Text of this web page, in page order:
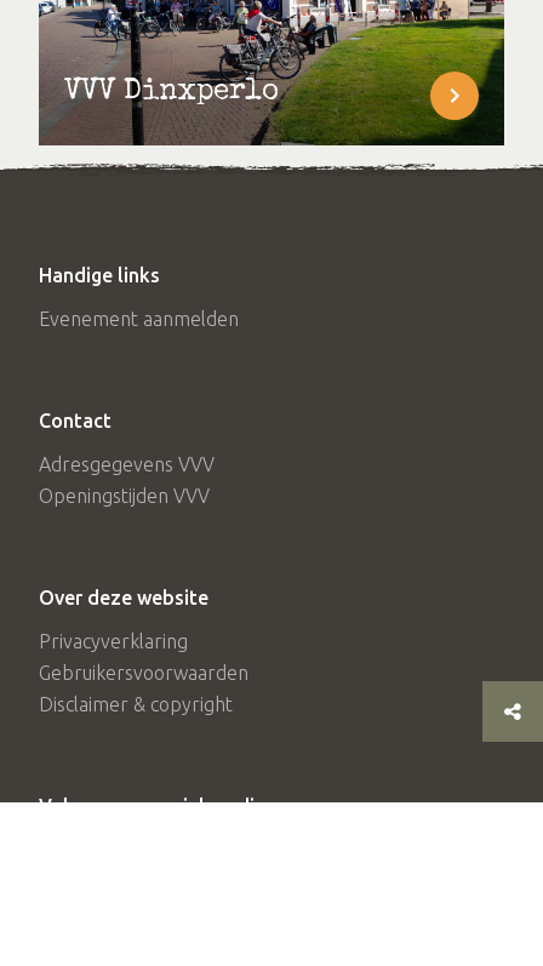
VVV Dinxperlo
Handige links
Evenement aanmelden
Contact
Adresgegevens VVV
Openingstijden VVV
Over deze website
Privacyverklaring
Gebruikersvoorwaarden
Disclaimer & copyright
Volg ons op social media